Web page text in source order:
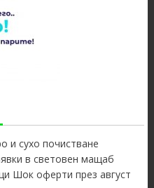
и сухо почистване
в световен мащаб
Шок оферти през август